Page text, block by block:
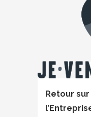
Retour